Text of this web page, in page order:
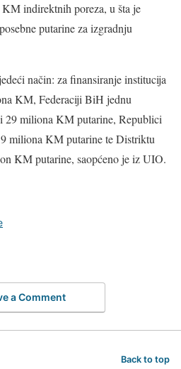
indirektnih poreza, u šta je
putarine za izgradnju
način: za finansiranje institucija
KM, Federaciji BiH jednu
miliona KM putarine, Republici
miliona KM putarine te Distriktu
KM putarine, saopćeno je iz UIO.
a Comment
Back to top